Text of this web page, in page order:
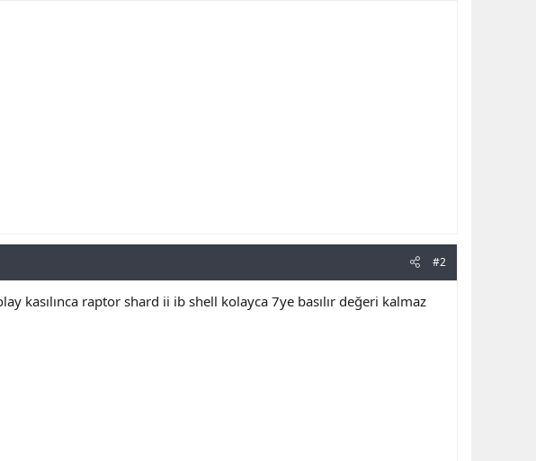
#2
kasılınca raptor shard ii ib shell kolayca 7ye basılır değeri kalmaz